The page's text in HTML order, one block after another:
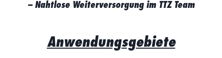
– Nahtlose Weiterversorgung im TTZ Team
Anwendungsgebiete